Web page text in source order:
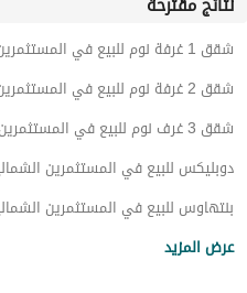
شقق 1 غرفة نوم للبيع في المستثمرين الشمالية
شقق 2 غرفة نوم للبيع في المستثمرين الشمالية
شقق 3 غرف نوم للبيع في المستثمرين الشمالية
دوبليكس للبيع في المستثمرين
بنتهاوس للبيع في المستثمرين
عرض المزيد